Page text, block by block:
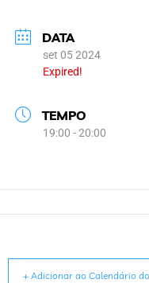
DATA
set 05 2024
Expired!
TEMPO
19:00 - 20:00
+ Adicionar ao Calendário do